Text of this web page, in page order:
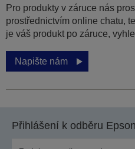
Pro produkty v záruce nás
prostřednictvím online chatu,
je váš produkt po záruce,
Napište nám
Přihlášení k odběru